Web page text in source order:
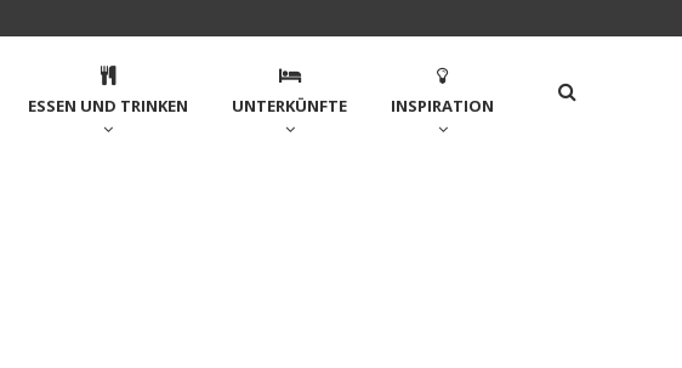
ESSEN UND TRINKEN UNTERKÜNFTE INSPIRATION